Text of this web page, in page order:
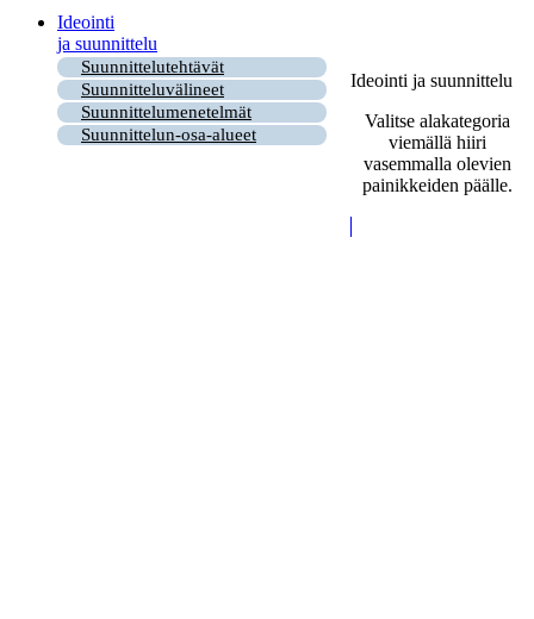
Ideointi
ja suunnittelu
Suunnittelutehtävät
Suunnitteluvälineet
Suunnittelumenetelmät
Suunnittelun-osa-alueet
Ideointi ja suunnittelu
Valitse alakategoria
viemällä hiiri
vasemmalla olevien
painikkeiden päälle.